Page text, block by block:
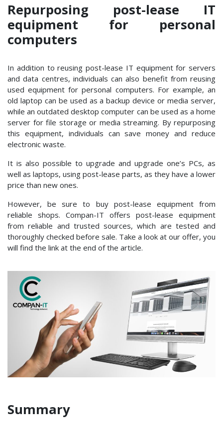
Repurposing post-lease IT
equipment for personal
computers
In addition to reusing post-lease IT equipment for servers
and data centres, individuals can also benefit from reusing
used equipment for personal computers. For example, an
old laptop can be used as a backup device or media server,
while an outdated desktop computer can be used as a home
server for file storage or media streaming. By repurposing
this equipment, individuals can save money and reduce
electronic waste.
It is also possible to upgrade and upgrade one’s PCs, as
well as laptops, using post-lease parts, as they have a lower
price than new ones.
However, be sure to buy post-lease equipment from
reliable shops. Compan-IT offers post-lease equipment
from reliable and trusted sources, which are tested and
thoroughly checked before sale. Take a look at our offer, you
will find the link at the end of the article.
Summary